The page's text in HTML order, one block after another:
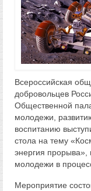
Всероссийская
добровольцев
Общественной
молодежи,
воспитанию
стола на тему
энергия прорыва»,
молодежи в
Мероприятие